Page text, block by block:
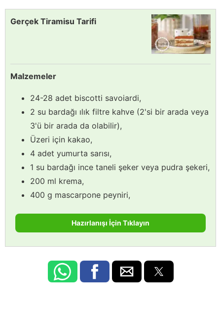
Gerçek Tiramisu Tarifi
Malzemeler
24-28 adet biscotti savoiardi,
2 su bardağı ılık filtre kahve (2'si bir arada veya
3'ü bir arada da olabilir),
Üzeri için kakao,
4 adet yumurta sarısı,
1 su bardağı ince taneli şeker veya pudra şekeri,
200 ml krema,
400 g mascarpone peyniri,
Hazırlanışı İçin Tıklayın